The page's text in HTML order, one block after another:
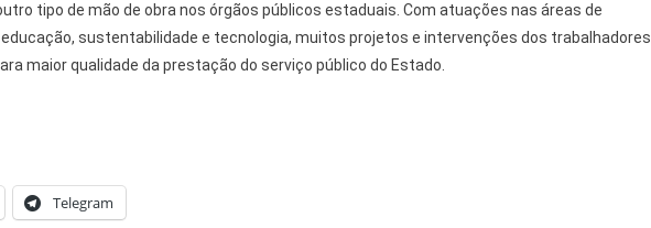
tipo de mão de obra nos órgãos públicos estaduais. Com atuações nas áreas de
sustentabilidade e tecnologia, muitos projetos e intervenções dos trabalhadores
maior qualidade da prestação do serviço público do Estado.
Telegram